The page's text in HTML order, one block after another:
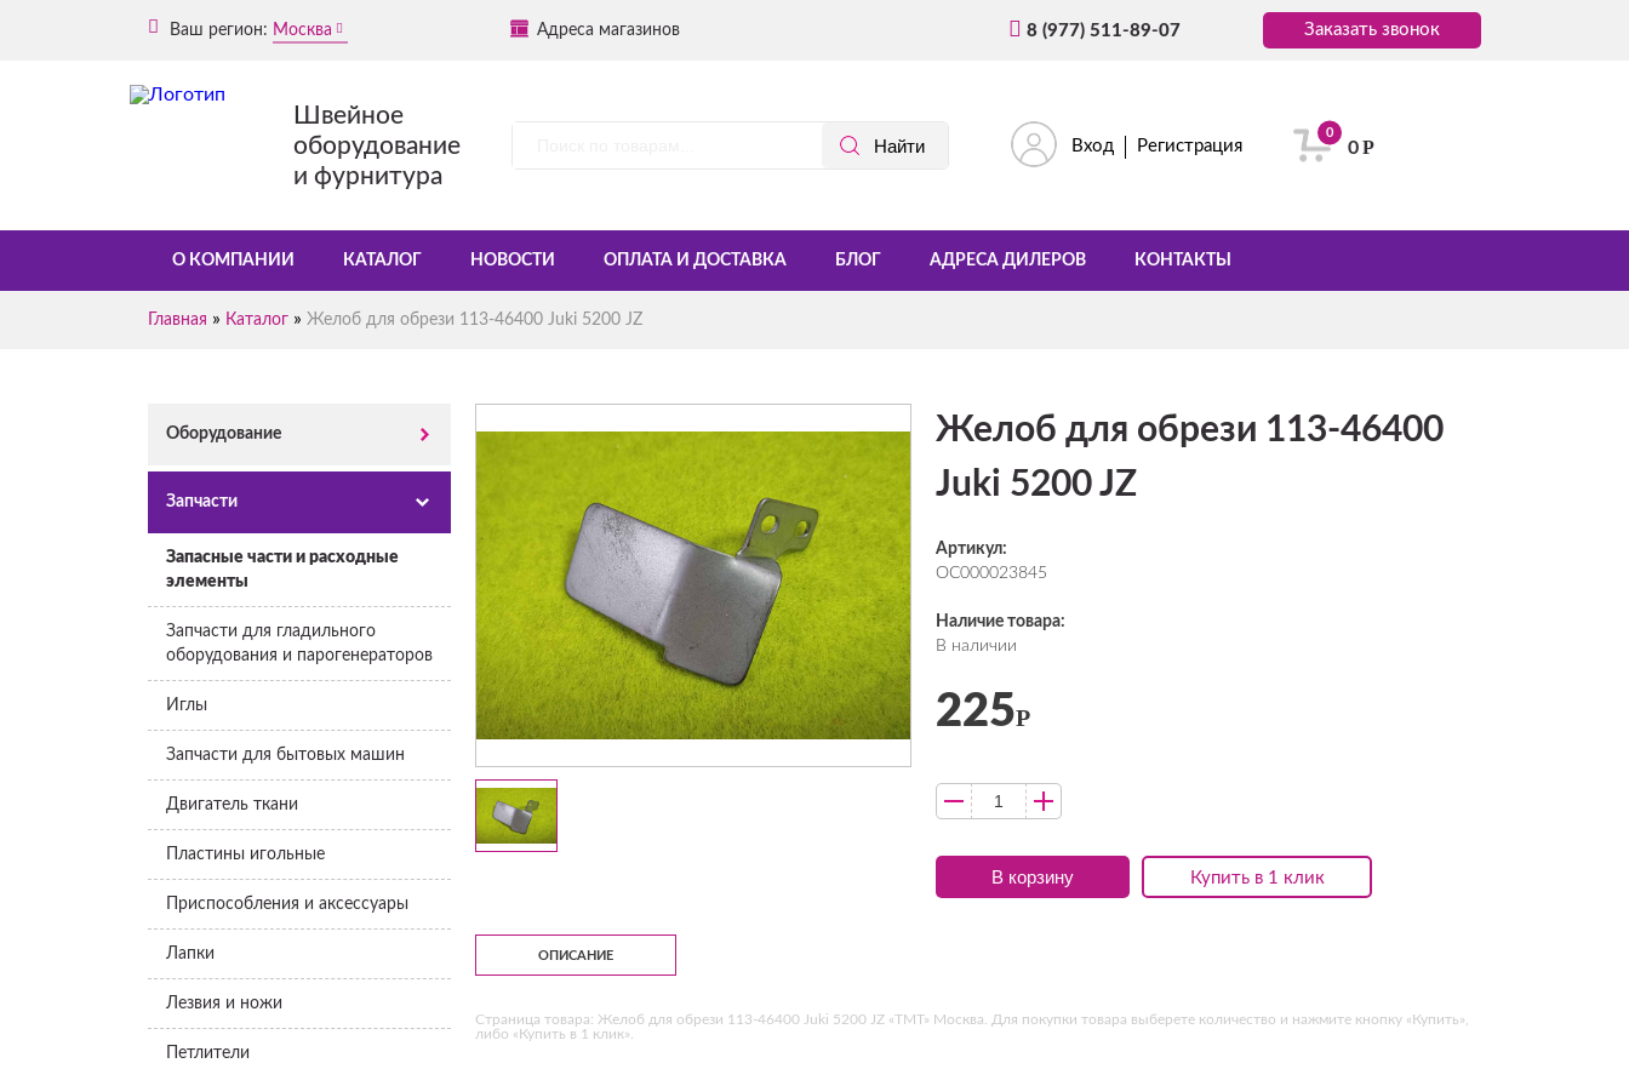
Ваш регион: Москва Адреса магазинов 8 (977) 511-89-07 Заказать звонок
Швейное
оборудование
и фурнитура
Вход Регистрация
0
0Р
О КОМПАНИИ КАТАЛОГ НОВОСТИ ОПЛАТА И ДОСТАВКА БЛОГ АДРЕСА ДИЛЕРОВ КОНТАКТЫ
Главная » Каталог » Желоб для обрези 113-46400 Juki 5200 JZ
Оборудование
Запчасти
Запасные части и расходные
элементы
Запчасти для гладильного
оборудования и парогенераторов
Иглы
Запчасти для бытовых машин
Двигатель ткани
Пластины игольные
Приспособления и аксессуары
Лапки
Лезвия и ножи
Петлители
Желоб для обрези 113-46400
Juki 5200 JZ
Артикул:
ОС000023845
Наличие товара:
В наличии
Купить в 1 клик
225Р
В корзину
ОПИСАНИЕ
Страница товара: Желоб для обрези 113-46400 Juki 5200 JZ «ТМТ» Москва. Для покупки товара выберете количество и нажмите кнопку «Купить»,
либо «Купить в 1 клик».